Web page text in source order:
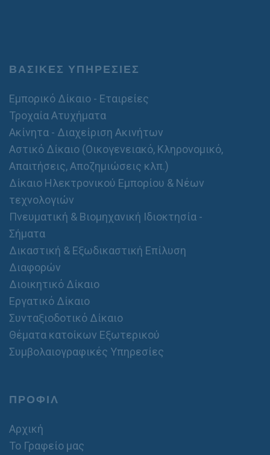
ΒΑΣΙΚΕΣ ΥΠΗΡΕΣΙΕΣ
Εμπορικό Δίκαιο - Εταιρείες
Τροχαία Ατυχήματα
Ακίνητα - Διαχείριση Ακινήτων
Αστικό Δίκαιο (Οικογενειακό, Κληρονομικό,
Απαιτήσεις, Αποζημιώσεις κλπ.)
Δίκαιο Ηλεκτρονικού Εμπορίου & Νέων
τεχνολογιών
Πνευματική & Βιομηχανική Ιδιοκτησία -
Σήματα
Δικαστική & Εξωδικαστική Επίλυση
Διαφορών
Διοικητικό Δίκαιο
Εργατικό Δίκαιο
Συνταξιοδοτικό Δίκαιο
Θέματα κατοίκων Εξωτερικού
Συμβολαιογραφικές Υπηρεσίες
ΠΡΟΦΙΛ
Αρχική
Το Γραφείο μας